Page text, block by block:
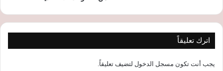
اترك تعليقاً
يجب أنت تكون مسجل الدخول لتضيف تعليقاً.